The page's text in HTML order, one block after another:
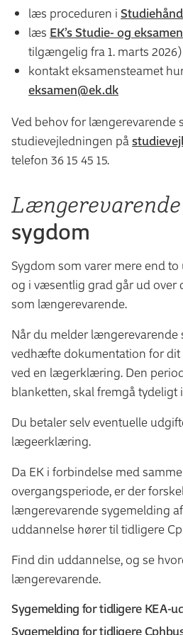
læs proceduren i
læs EK’s Studie- og
tilgængelig fra 1. marts 2026)
kontakt eksamensteamet
eksamen@ek.dk
Ved behov for længerevarende
studievejledningen på
telefon 36 15 45 15.
Længerevarende
sygdom
Sygdom som varer mere end
og i væsentlig grad går ud over
som længerevarende.
Når du melder længerevarende
vedhæfte dokumentation for dit
ved en lægerklæring. Den
blanketten, skal fremgå
Du betaler selv eventuelle
lægeerklæring.
Da EK i forbindelse med
overgangsperiode, er der
længerevarende sygemelding
uddannelse hører til tidligere
Find din uddannelse, og se
længerevarende.
Sygemelding for tidligere KEA-
Sygemelding for tidligere